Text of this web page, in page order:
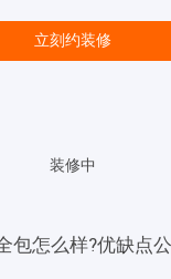
立刻约装修
装修中
包怎么样?优缺点